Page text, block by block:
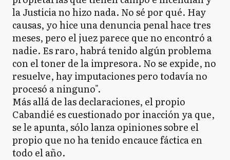
la Justicia no hizo nada. No sé por qué. Hay
causas, yo hice una denuncia penal hace tres
meses, pero el juez parece que no encontró a
nadie. Es raro, habrá tenido algún problema
con el toner de la impresora. No se expide, no
resuelve, hay imputaciones pero todavía no
procesó a ninguno".
Más allá de las declaraciones, el propio
Cabandié es cuestionado por inacción ya que,
se le apunta, sólo lanza opiniones sobre el
propio que no ha tenido encauce fáctica en
todo el año.